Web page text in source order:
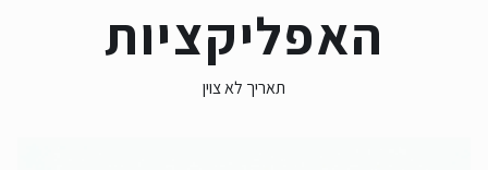
האפליקציות
תאריך לא צוין